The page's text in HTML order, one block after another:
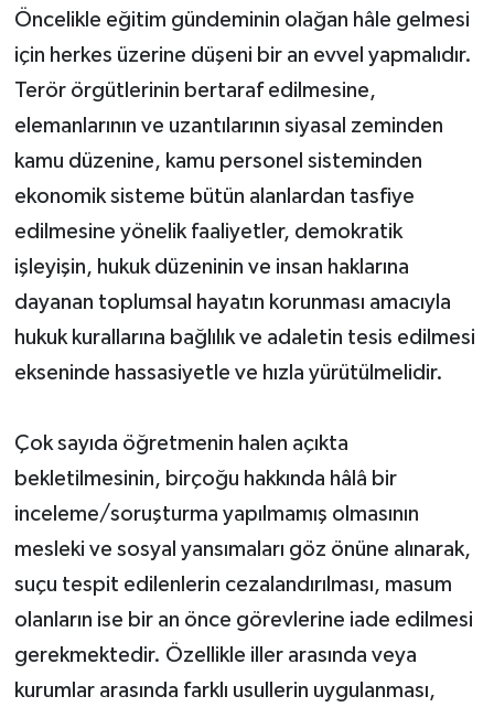
Öncelikle eğitim gündeminin olağan hâle gelmesi
için herkes üzerine düşeni bir an evvel yapmalıdır.
Terör örgütlerinin bertaraf edilmesine,
elemanlarının ve uzantılarının siyasal zeminden
kamu düzenine, kamu personel sisteminden
ekonomik sisteme bütün alanlardan tasfiye
edilmesine yönelik faaliyetler, demokratik
işleyişin, hukuk düzeninin ve insan haklarına
dayanan toplumsal hayatın korunması amacıyla
hukuk kurallarına bağlılık ve adaletin tesis edilmesi
ekseninde hassasiyetle ve hızla yürütülmelidir.
Çok sayıda öğretmenin halen açıkta
bekletilmesinin, birçoğu hakkında hâlâ bir
inceleme/soruşturma yapılmamış olmasının
mesleki ve sosyal yansımaları göz önüne alınarak,
suçu tespit edilenlerin cezalandırılması, masum
olanların ise bir an önce görevlerine iade edilmesi
gerekmektedir. Özellikle iller arasında veya
kurumlar arasında farklı usullerin uygulanması,